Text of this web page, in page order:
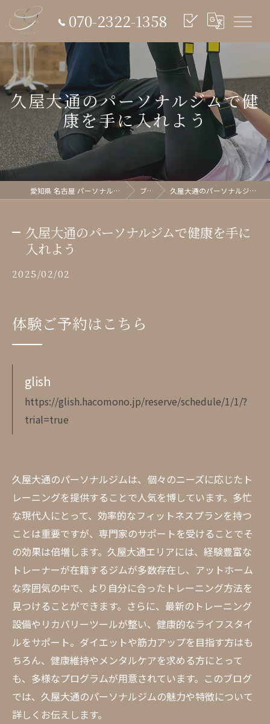
070-2322-1358
久屋大通のパーソナルジムで健
康を手に入れよう
愛知県 名古屋 パーソナルジム glish《グリッシュ》 ブログ 久屋大通のパーソナルジムで健康を手に入れよう
久屋大通のパーソナルジムで健康を手に
入れよう
2025/02/02
体験ご予約はこちら
glish
https://glish.hacomono.jp/reserve/schedule/1/1/?
trial=true
久屋大通のパーソナルジムは、個々のニーズに応じたト
レーニングを提供することで人気を博しています。多忙
な現代人にとって、効率的なフィットネスプランを持つ
ことは重要ですが、専門家のサポートを受けることでそ
の効果は倍増します。久屋大通エリアには、経験豊富な
トレーナーが在籍するジムが多数存在し、アットホーム
な雰囲気の中で、より自分に合ったトレーニング方法を
見つけることができます。さらに、最新のトレーニング
設備やリカバリーツールが整い、健康的なライフスタイ
ルをサポート。ダイエットや筋力アップを目指す方はも
ちろん、健康維持やメンタルケアを求める方にとって
も、多様なプログラムが用意されています。このブログ
では、久屋大通のパーソナルジムの魅力や特徴について
詳しくお伝えします。